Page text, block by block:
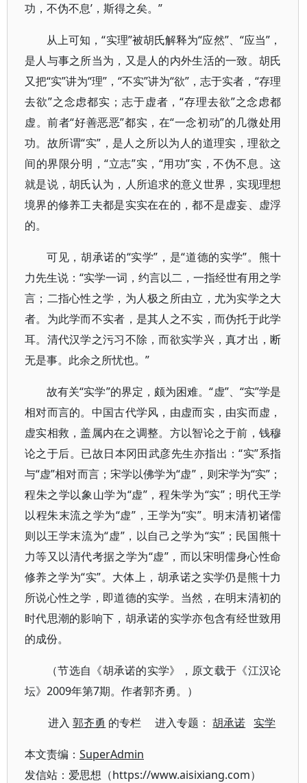
功，不伪不息’，斯得之矣。”
从上可知，“实理”被胡氏解释为“应然”、“应当”，
是人与事之所当为，又是人的内外生活的一致。胡氏
又把“实”讲为“理”，“不实”讲为“欲”，志于实者，“存理
去欲”之念虑都实；志于虚者，“存理去欲”之念虑都
虚。前者“好善恶恶”都实，在“一念初动”的几微处用
功。故所谓“实”，是人之所以为人的道理实，理欲之
间的界限分明，“立志”实，“用功”实，不伪不息。这
就是说，胡氏认为，人所追求的意义世界，实现理想
境界的修养工夫都是实实在在的，都不是虚妄、虚浮
的。
可见，胡承诺的“实学”，是“道德的实学”。熊十
力先生说：“实学一词，约言以二，一指经世有用之学
言；二指心性之学，为人极之所由立，尤为实学之大
者。为此学而不实者，是其人之不实，而伪托于此学
耳。清代汉学之污习不除，而欲实学兴，真才出，断
无是事。此余之所忧也。”
故有关“实学”的界定，颇为困难。“虚”、“实”学是
相对而言的。中国古代学风，由虚而实，由实而虚，
虚实相救，盖属内在之调整。方以智论之于前，钱穆
论之于后。已故日本冈田武彦先生亦指出：“实”系指
与“虚”相对而言；宋学以佛学为“虚”，则宋学为“实”；
程朱之学以象山学为“虚”，程朱学为“实”；明代王学
以程朱末流之学为“虚”，王学为“实”。明末清初诸儒
则以王学末流为“虚”，以自己之学为“实”；民国熊十
力等又以清代考据之学为“虚”，而以宋明儒身心性命
修养之学为“实”。大体上，胡承诺之实学仍是熊十力
所说心性之学，即道德的实学。当然，在明末清初的
时代思潮的影响下，胡承诺的实学亦包含有经世致用
的成份。
（节选自《胡承诺的实学》，原文载于《江汉论
坛》2009年第7期。作者郭齐勇。）
进入郭齐勇 的专栏 进入专题：胡承诺 实学
本文责编： SuperAdmin
发信站：爱思想（https://www.aisixiang.com）